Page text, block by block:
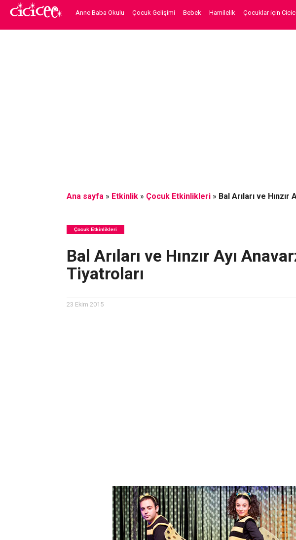
Anne Baba Okulu Çocuk Gelişimi Bebek Hamilelik Çocuklar için
Ana sayfa» Etkinlik» Çocuk Etkinlikleri» Bal Arıları ve
Çocuk Etkinlikleri
Bal Arıları ve Hınzır Ayı
Tiyatroları
23 Ekim 2015